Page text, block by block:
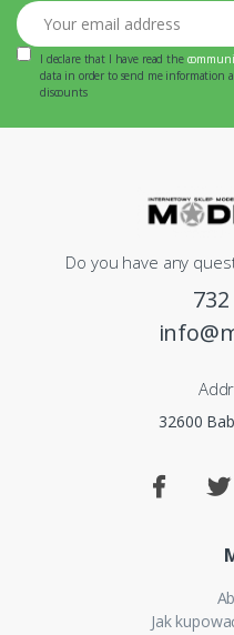
Your email address
I declare that I have read the
data in order to send me information
discounts
Do you have any
32600
Jak